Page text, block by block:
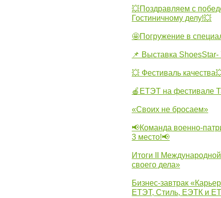
💥Поздравляем с
Гостиничному делу!💥
🤩Погружение в
📌 Выставка ShoesStar-
💥 Фестиваль
🍎ЕТЭТ на фестивале
«Своих не бросаем»
📢Команда военно-
3 место!📢
Итоги II
своего дела»
Бизнес-завтрак
ЕТЭТ, Стиль, ЕЭТК и